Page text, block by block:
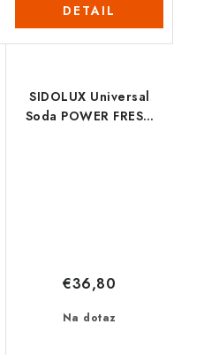
DETAIL
SIDOLUX Universal
Soda POWER FRESH
Na dotaz
€36,80